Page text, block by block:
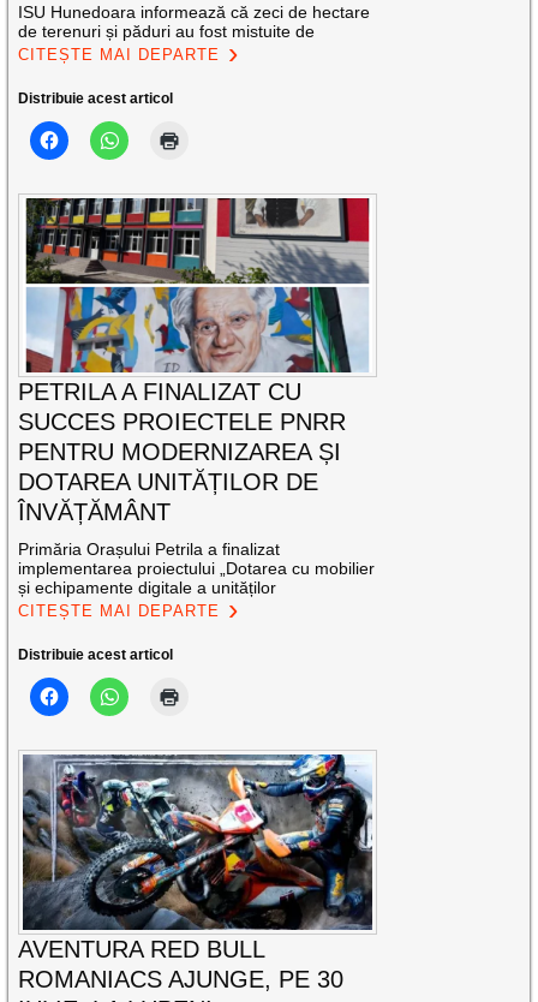
ISU Hunedoara informează că zeci de hectare
de terenuri și păduri au fost mistuite de
CITEȘTE MAI DEPARTE
Distribuie acest articol
PETRILA A FINALIZAT CU
SUCCES PROIECTELE PNRR
PENTRU MODERNIZAREA ȘI
DOTAREA UNITĂȚILOR DE
ÎNVĂȚĂMÂNT
Primăria Orașului Petrila a finalizat
implementarea proiectului „Dotarea cu mobilier
și echipamente digitale a unităților
CITEȘTE MAI DEPARTE
Distribuie acest articol
AVENTURA RED BULL
ROMANIACS AJUNGE, PE 30